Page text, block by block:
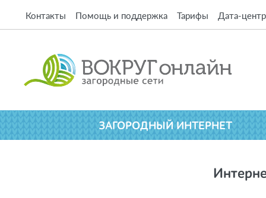
Контакты Помощь и поддержка Тарифы Дата-центр
ЗАГОРОДНЫЙ ИНТЕРНЕТ